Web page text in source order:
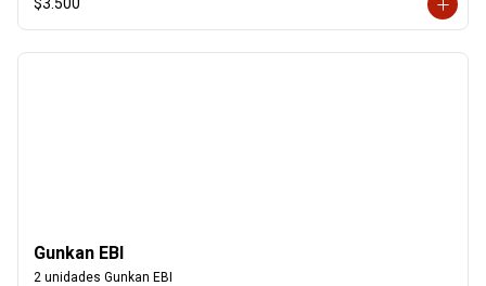
Gunkan EBI
2 unidades Gunkan EBI